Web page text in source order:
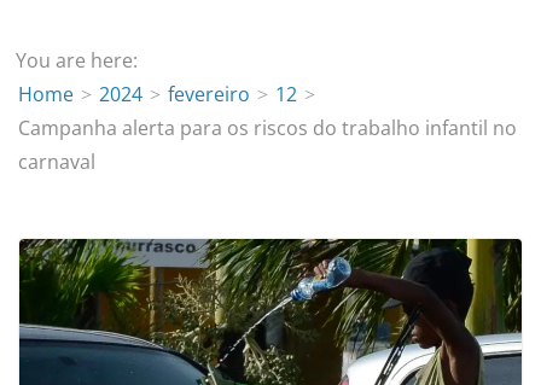
You are here:
Home
2024 fevereiro
12
Campanha alerta para os riscos do trabalho infantil no
carnaval